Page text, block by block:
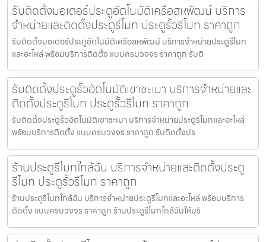
รับติดตั้งมอเตอร์ประตูอัตโนมัติเครือสหพัฒน์ บริการ
จำหน่ายและติดตั้งประตูรีโมท ประตูรั้วรีโมท ราคาถูก
รับติดตั้งมอเตอร์ประตูอัตโนมัติเครือสหพัฒน์ บริการจำหน่ายประตูรีโมท
และอะไหล่ พร้อมบริการติดตั้ง แบบครบวงจร ราคาถูก รับติ
รับติดตั้งประตูรั้วอัตโนมัติเขาชะเมา บริการจำหน่ายและ
ติดตั้งประตูรีโมท ประตูรั้วรีโมท ราคาถูก
รับติดตั้งประตูรั้วอัตโนมัติเขาชะเมา บริการจำหน่ายประตูรีโมทและอะไหล่
พร้อมบริการติดตั้ง แบบครบวงจร ราคาถูก รับติดตั้งปร
ร้านประตูรีโมทใกล้ฉัน บริการจำหน่ายและติดตั้งประตู
รีโมท ประตูรั้วรีโมท ราคาถูก
ร้านประตูรีโมทใกล้ฉัน บริการจำหน่ายประตูรีโมทและอะไหล่ พร้อมบริการ
ติดตั้ง แบบครบวงจร ราคาถูก ร้านประตูรีโมทใกล้ฉันให้บริ